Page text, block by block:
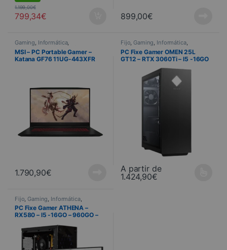
799,34€
1.199,00€
899,00€
Gaming, Informática,
Ordenadores Ordenadores para
juegos,Ordenador portátil,
Portátiles
MSI – PC Portable Gamer –
Katana GF76 11UG-443XFR
1.790,90€
Fijo, Gaming, Informática,
Ordenadores Ordenadores para
juegos
PC Fixe Gamer OMEN 25L
GT12 – RTX 3060Ti – I5 -16GO
A partir de
1.424,90€
Ce produit a plusieurs
Fijo Gaming Informática,
Ordenadores Ordenadores para
juegos
PC Fixe Gamer ATHENA –
RX580 – I5 -16GO – 960GO –